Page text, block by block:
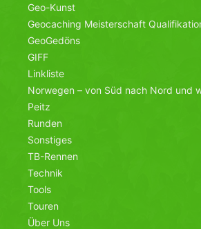
Geo-Kunst
Geocaching Meisterschaft
GeoGedöns
GIFF
Linkliste
Norwegen – von Süd nach Nord und
Peitz
Runden
Sonstiges
TB-Rennen
Technik
Tools
Touren
Über Uns